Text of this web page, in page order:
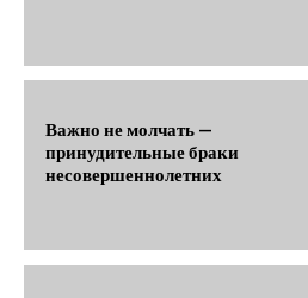
Важно не молчать —
принудительные браки
несовершеннолетних